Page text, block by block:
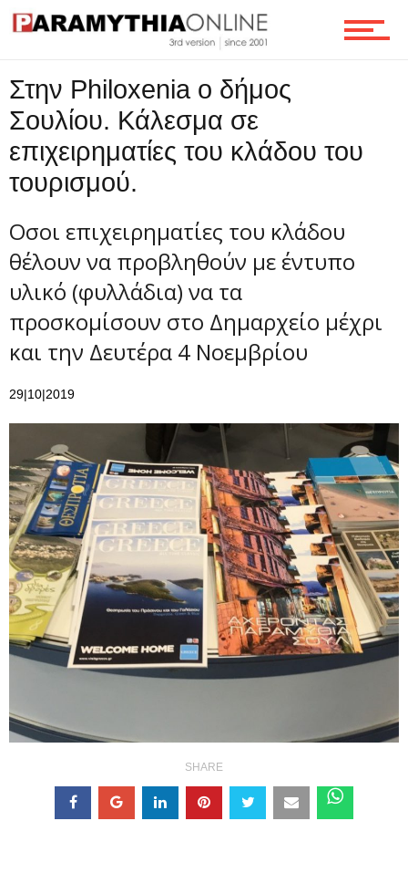
Στην Philoxenia o δήμος
Σουλίου. Κάλεσμα σε
επιχειρηματίες του κλάδου του
τουρισμού.
Οσοι επιχειρηματίες του κλάδου
θέλουν να προβληθούν με έντυπο
υλικό (φυλλάδια) να τα
προσκομίσουν στο Δημαρχείο μέχρι
και την Δευτέρα 4 Νοεμβρίου
29|10|2019
SHARE